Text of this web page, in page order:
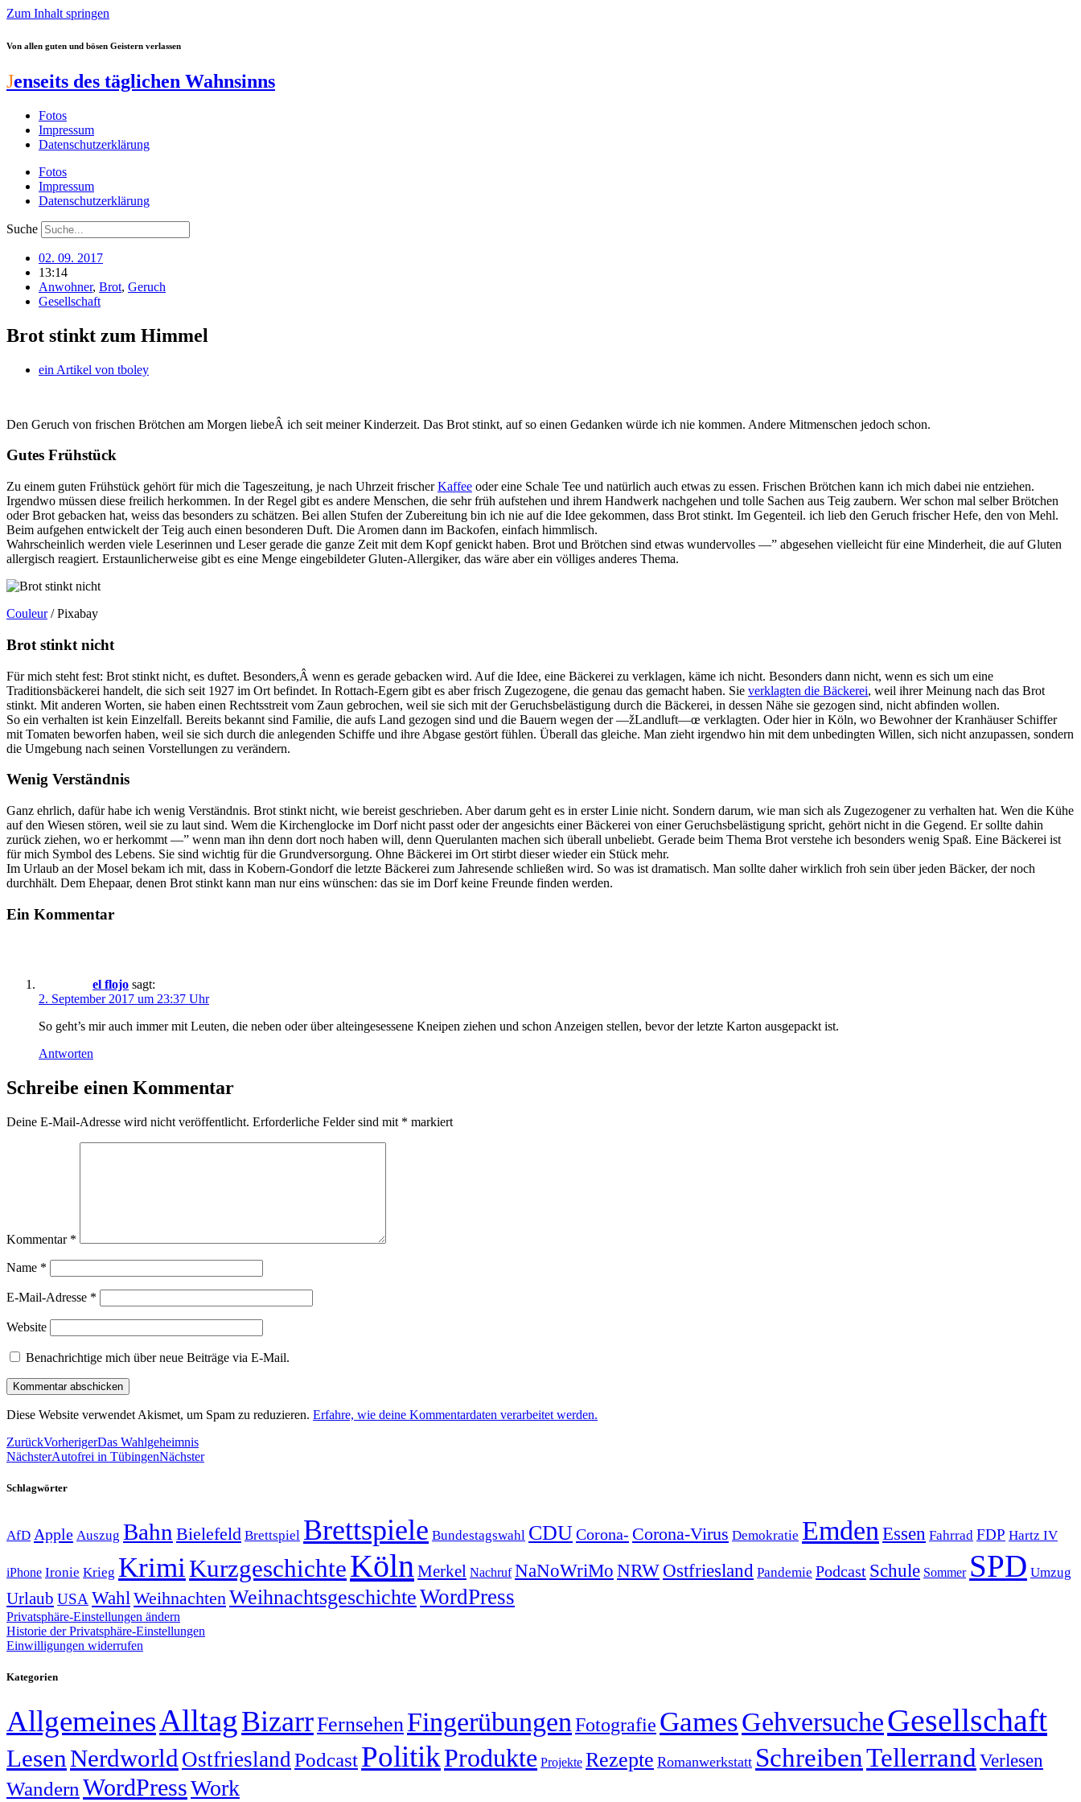
Zum Inhalt springen
Von allen guten und bösen Geistern verlassen
Jenseits des täglichen Wahnsinns
Fotos
Impressum
Datenschutzerklärung
Fotos
Impressum
Datenschutzerklärung
Suche
02. 09. 2017
13:14
Anwohner, Brot, Geruch
Gesellschaft
Brot stinkt zum Himmel
ein Artikel von tboley
Den Geruch von frischen Brötchen am Morgen liebeÂ ich seit meiner Kinderzeit. Das Brot stinkt, auf so einen Gedanken würde ich nie kommen. Andere Mitmenschen jedoch schon.
Gutes Frühstück
Zu einem guten Frühstück gehört für mich die Tageszeitung, je nach Uhrzeit frischerKaffee oder eine Schale Tee und natürlich auch etwas zu essen. Frischen Brötchen kann ich mich dabei nie entziehen.
Irgendwo müssen diese freilich herkommen. In der Regel gibt es andere Menschen, die sehr früh aufstehen und ihrem Handwerk nachgehen und tolle Sachen aus Teig zaubern. Wer schon mal selber Brötchen
oder Brot gebacken hat, weiss das besonders zu schätzen. Bei allen Stufen der Zubereitung bin ich nie auf die Idee gekommen, dass Brot stinkt. Im Gegenteil. ich lieb den Geruch frischer Hefe, den von Mehl.
Beim aufgehen entwickelt der Teig auch einen besonderen Duft. Die Aromen dann im Backofen, einfach himmlisch.
Wahrscheinlich werden viele Leserinnen und Leser gerade die ganze Zeit mit dem Kopf genickt haben. Brot und Brötchen sind etwas wundervolles —” abgesehen vielleicht für eine Minderheit, die auf Gluten
allergisch reagiert. Erstaunlicherweise gibt es eine Menge eingebildeter Gluten-Allergiker, das wäre aber ein völliges anderes Thema.
Couleur/ Pixabay
Brot stinkt nicht
Für mich steht fest: Brot stinkt nicht, es duftet. Besonders,Â wenn es gerade gebacken wird. Auf die Idee, eine Bäckerei zu verklagen, käme ich nicht. Besonders dann nicht, wenn es sich um eine
Traditionsbäckerei handelt, die sich seit 1927 im Ort befindet. In Rottach-Egern gibt es aber frisch Zugezogene, die genau das gemacht haben. Sie verklagten die Bäckerei, weil ihrer Meinung nach das Brot
stinkt. Mit anderen Worten, sie haben einen Rechtsstreit vom Zaun gebrochen, weil sie sich mit der Geruchsbelästigung durch die Bäckerei, in dessen Nähe sie gezogen sind, nicht abfinden wollen.
So ein verhalten ist kein Einzelfall. Bereits bekannt sind Familie, die aufs Land gezogen sind und die Bauern wegen der —žLandluft—œ verklagten. Oder hier in Köln, wo Bewohner der Kranhäuser Schiffer
mit Tomaten beworfen haben, weil sie sich durch die anlegenden Schiffe und ihre Abgase gestört fühlen. Überall das gleiche. Man zieht irgendwo hin mit dem unbedingten Willen, sich nicht anzupassen, sondern
die Umgebung nach seinen Vorstellungen zu verändern.
Wenig Verständnis
Ganz ehrlich, dafür habe ich wenig Verständnis. Brot stinkt nicht, wie bereist geschrieben. Aber darum geht es in erster Linie nicht. Sondern darum, wie man sich als Zugezogener zu verhalten hat. Wen die Kühe
auf den Wiesen stören, weil sie zu laut sind. Wem die Kirchenglocke im Dorf nicht passt oder der angesichts einer Bäckerei von einer Geruchsbelästigung spricht, gehört nicht in die Gegend. Er sollte dahin
zurück ziehen, wo er herkommt —” wenn man ihn denn dort noch haben will, denn Querulanten machen sich überall unbeliebt. Gerade beim Thema Brot verstehe ich besonders wenig Spaß. Eine Bäckerei ist
für mich Symbol des Lebens. Sie sind wichtig für die Grundversorgung. Ohne Bäckerei im Ort stirbt dieser wieder ein Stück mehr.
Im Urlaub an der Mosel bekam ich mit, dass in Kobern-Gondorf die letzte Bäckerei zum Jahresende schließen wird. So was ist dramatisch. Man sollte daher wirklich froh sein über jeden Bäcker, der noch
durchhält. Dem Ehepaar, denen Brot stinkt kann man nur eins wünschen: das sie im Dorf keine Freunde finden werden.
Ein Kommentar
el flojo sagt:
2. September 2017 um 23:37 Uhr
So geht’s mir auch immer mit Leuten, die neben oder über alteingesessene Kneipen ziehen und schon Anzeigen stellen, bevor der letzte Karton ausgepackt ist.
Antworten
Schreibe einen Kommentar
Deine E-Mail-Adresse wird nicht veröffentlicht. Erforderliche Felder sind mit * markiert
Kommentar *
Name *
E-Mail-Adresse *
Website
Benachrichtige mich über neue Beiträge via E-Mail.
Diese Website verwendet Akismet, um Spam zu reduzieren. Erfahre, wie deine Kommentardaten verarbeitet werden.
ZurückVorherigerDas Wahlgeheimnis
NächsterAutofrei in TübingenNächster
Schlagwörter
AfD Apple Auszug Bahn Bielefeld Brettspiel Brettspiele Bundestagswahl CDUCorona- Corona-Virus Demokratie Emden Essen Fahrrad FDP Hartz IV
iPhone Ironie Krieg Krimi KurzgeschichteKöln Merkel Nachruf NaNoWriMo NRWOstfriesland Pandemie Podcast Schule Sommer SPD Umzug
Urlaub USA Wahl Weihnachten WeihnachtsgeschichteWordPress
Privatsphäre-Einstellungen ändern
Historie der Privatsphäre-Einstellungen
Einwilligungen widerrufen
Kategorien
AllgemeinesAlltagBizarrFernsehenFingerübungen Fotografie GamesGehversucheGesellschaft
Lesen Nerdworld Ostfriesland PodcastPolitikProdukte Projekte Rezepte Romanwerkstatt SchreibenTellerrand Verlesen
Wandern WordPressWork